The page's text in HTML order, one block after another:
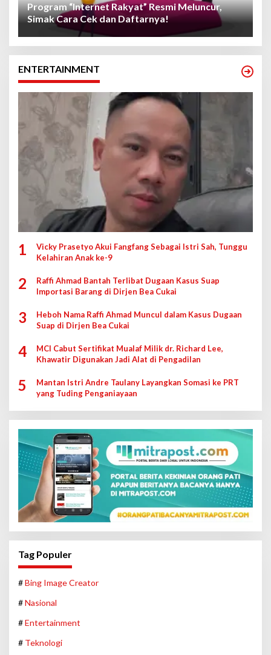
Program “Internet Rakyat” Resmi Meluncur,
Simak Cara Cek dan Daftarnya!
ENTERTAINMENT
1
Vicky Prasetyo Akui Fangfang Sebagai Istri Sah, Tunggu
Kelahiran Anak ke-9
2
Raffi Ahmad Bantah Terlibat Dugaan Kasus Suap
Importasi Barang di Dirjen Bea Cukai
3
Heboh Nama Raffi Ahmad Muncul dalam Kasus Dugaan
Suap di Dirjen Bea Cukai
4
MCI Cabut Sertifikat Mualaf Milik dr. Richard Lee,
Khawatir Digunakan Jadi Alat di Pengadilan
5
Mantan Istri Andre Taulany Layangkan Somasi ke PRT
yang Tuding Penganiayaan
Tag Populer
#Bing Image Creator
#Nasional
#Entertainment
# Teknologi